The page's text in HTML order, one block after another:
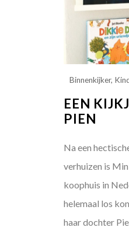
Binnenkijker,
EEN
PIEN
Na een
verhuizen is
koophuis in
helemaal los
haar dochter